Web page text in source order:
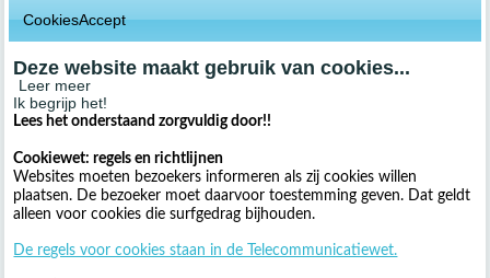
CookiesAccept
Deze website maakt gebruik van cookies...
Leer meer
Ik begrijp het!
Lees het onderstaand zorgvuldig door!!
Cookiewet: regels en richtlijnen
Websites moeten bezoekers informeren als zij cookies willen
plaatsen. De bezoeker moet daarvoor toestemming geven. Dat geldt
alleen voor cookies die surfgedrag bijhouden.
De regels voor cookies staan in de Telecommunicatiewet.